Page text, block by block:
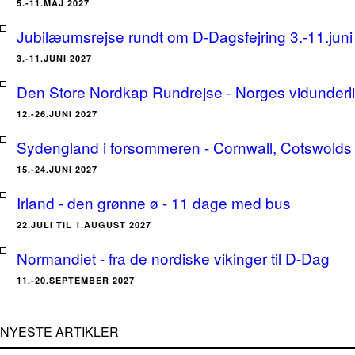
5.-11.MAJ 2027
Jubilæumsrejse rundt om D-Dagsfejring 3.-
3.-11.JUNI 2027
Den Store Nordkap Rundrejse - Norges
12.-26.JUNI 2027
Sydengland i forsommeren - Cornwall,
15.-24.JUNI 2027
Irland - den grønne ø - 11 dage med bus
22.JULI TIL 1.AUGUST 2027
Normandiet - fra de nordiske vikinger til D-Dag
11.-20.SEPTEMBER 2027
NYESTE ARTIKLER